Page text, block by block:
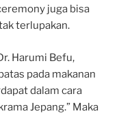
juga bisa
terlupakan.
Harumi Befu,
pada makanan
dalam cara
Jepang.” Maka